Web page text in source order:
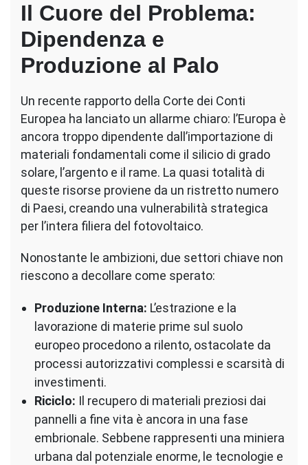
Il Cuore del Problema:
Dipendenza e
Produzione al Palo
Un recente rapporto della Corte dei Conti
Europea ha lanciato un allarme chiaro: l’Europa è
ancora troppo dipendente dall’importazione di
materiali fondamentali come il silicio di grado
solare, l’argento e il rame. La quasi totalità di
queste risorse proviene da un ristretto numero
di Paesi, creando una vulnerabilità strategica
per l’intera filiera del fotovoltaico.
Nonostante le ambizioni, due settori chiave non
riescono a decollare come sperato:
Produzione Interna: L’estrazione e la
lavorazione di materie prime sul suolo
europeo procedono a rilento, ostacolate da
processi autorizzativi complessi e scarsità di
investimenti.
Riciclo: Il recupero di materiali preziosi dai
pannelli a fine vita è ancora in una fase
embrionale. Sebbene rappresenti una miniera
urbana dal potenziale enorme, le tecnologie e